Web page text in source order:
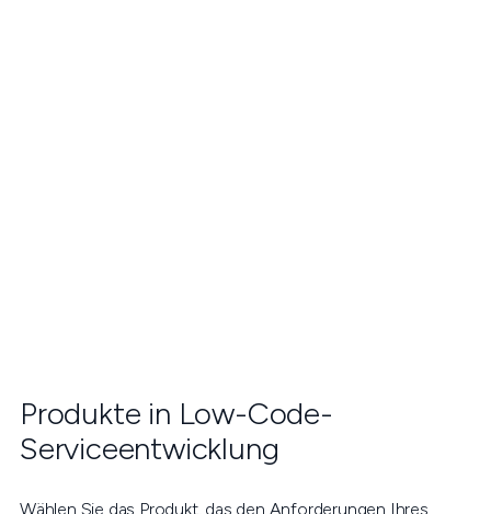
Produkte in Low-Code-
Serviceentwicklung
Wählen Sie das Produkt, das den Anforderungen Ihres